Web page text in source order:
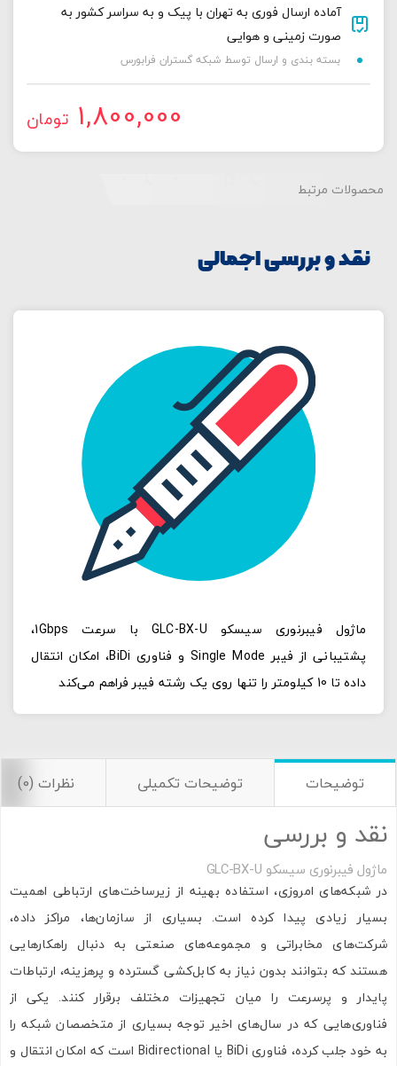
آماده ارسال فوری به تهران با پیک و به سراسر کشور به
صورت زمینی و هوایی
بسته بندی و ارسال توسط شبکه گستران فرابورس
1,800,000 تومان
محصولات مرتبط
نقد و بررسی اجمالی
ماژول فیبرنوری سیسکو GLC-BX-U با سرعت 1Gbps،
پشتیبانی از فیبر Single Mode و فناوری BiDi، امکان انتقال
داده تا 10 کیلومتر را تنها روی یک رشته فیبر فراهم می‌کند
توضیحات توضیحات تکمیلی نظرات (0)
نقد و بررسی
ماژول فیبرنوری سیسکو GLC-BX-U
در شبکه‌های امروزی، استفاده بهینه از زیرساخت‌های ارتباطی اهمیت
بسیار زیادی پیدا کرده است. بسیاری از سازمان‌ها، مراکز داده،
شرکت‌های مخابراتی و مجموعه‌های صنعتی به دنبال راهکارهایی
هستند که بتوانند بدون نیاز به کابل‌کشی گسترده و پرهزینه، ارتباطات
پایدار و پرسرعت را میان تجهیزات مختلف برقرار کنند. یکی از
فناوری‌هایی که در سال‌های اخیر توجه بسیاری از متخصصان شبکه را
به خود جلب کرده، فناوری BiDi یا Bidirectional است که امکان انتقال و